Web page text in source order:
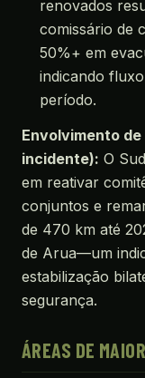
renovados
comissário de
50%+ em
indicando
período.
Envolvimento
incidente): O
em reativar
conjuntos e
de 470 km até
de Arua—um
estabilização
segurança.
ÁREAS DE